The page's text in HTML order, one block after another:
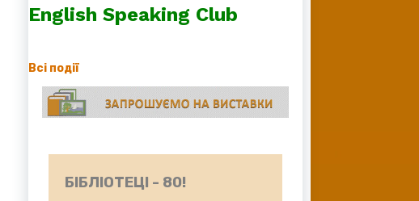
English Speaking Club
Всі події
БІБЛІОТЕЦІ - 80!